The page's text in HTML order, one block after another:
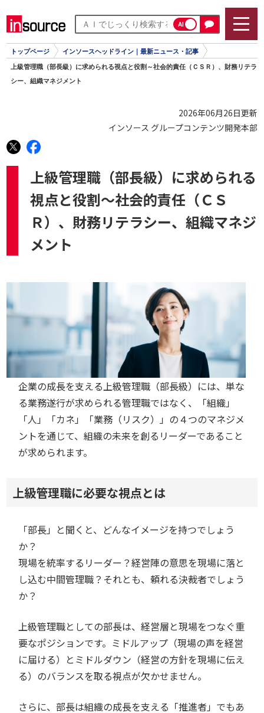
AI
トップページ インソースヘッドライン｜最新ニュース・記事
上級管理職（部長級）に求められる視点と役割～社会的責任（ＣＳＲ）、財務リテラ
シー、組織マネジメント
2026年06月26日更新
インソース グループコンテンツ開発本部
上級管理職（部長級）に求められる
視点と役割～社会的責任（ＣＳ
Ｒ）、財務リテラシー、組織マネジ
メント
企業の成長を支える上級管理職（部長級）には、単な
る業務遂行が求められる管理職ではなく、「組織」
「人」「カネ」「業務（リスク）」の４つのマネジメ
ントを通じて、組織の未来を創るリーダーであること
が求められます。
上級管理職に必要な視点とは
「部長」と聞くと、どんなイメージを持つでしょう
か？
現場を統率するリーダー？経営陣の意思を現場に落と
し込む中間管理職？それとも、頼れる決裁者でしょう
か？
上級管理職としての部長は、経営層と現場をつなぐ重
要なポジションです。ミドルアップ（現場の声を経営
に届ける）とミドルダウン（経営の方針を現場に伝え
る）のバランスを取る視点が欠かせません。
さらに、部長は組織の成長を支える「推進者」でもあ